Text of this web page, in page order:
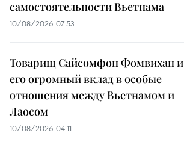
самостоятельности Вьетнама
10/08/2026 07:53
Товарищ Сайсомфон Фомвихан и
его огромный вклад в особые
отношения между Вьетнамом и
Лаосом
10/08/2026 04:11